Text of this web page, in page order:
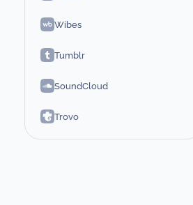
Wibes
Tumblr
SoundCloud
Trovo